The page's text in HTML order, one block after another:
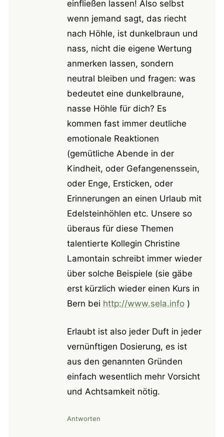
einfließen lassen! Also selbst
wenn jemand sagt, das riecht
nach Höhle, ist dunkelbraun und
nass, nicht die eigene Wertung
anmerken lassen, sondern
neutral bleiben und fragen: was
bedeutet eine dunkelbraune,
nasse Höhle für dich? Es
kommen fast immer deutliche
emotionale Reaktionen
(gemütliche Abende in der
Kindheit, oder Gefangenenssein,
oder Enge, Ersticken, oder
Erinnerungen an einen Urlaub mit
Edelsteinhöhlen etc. Unsere so
überaus für diese Themen
talentierte Kollegin Christine
Lamontain schreibt immer wieder
über solche Beispiele (sie gäbe
erst kürzlich wieder einen Kurs in
Bern bei http://www.sela.info )
Erlaubt ist also jeder Duft in jeder
vernünftigen Dosierung, es ist
aus den genannten Gründen
einfach wesentlich mehr Vorsicht
und Achtsamkeit nötig.
Antworten